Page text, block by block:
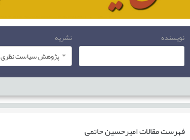
نویسنده
نشریه
پژوهش سیاست نظری
فهرست مقالاتامیرحسین حاتمی